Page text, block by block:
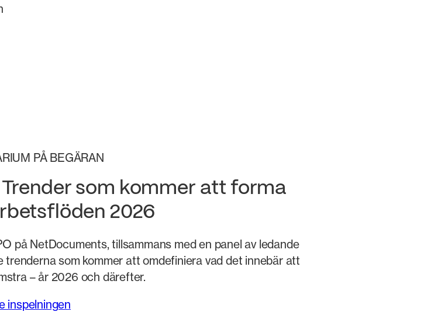
PÅ BEGÄRAN
som kommer att forma
2026
på NetDocuments, tillsammans med en panel av ledande
som kommer att omdefiniera vad det innebär att
– år 2026 och därefter.
inspelningen